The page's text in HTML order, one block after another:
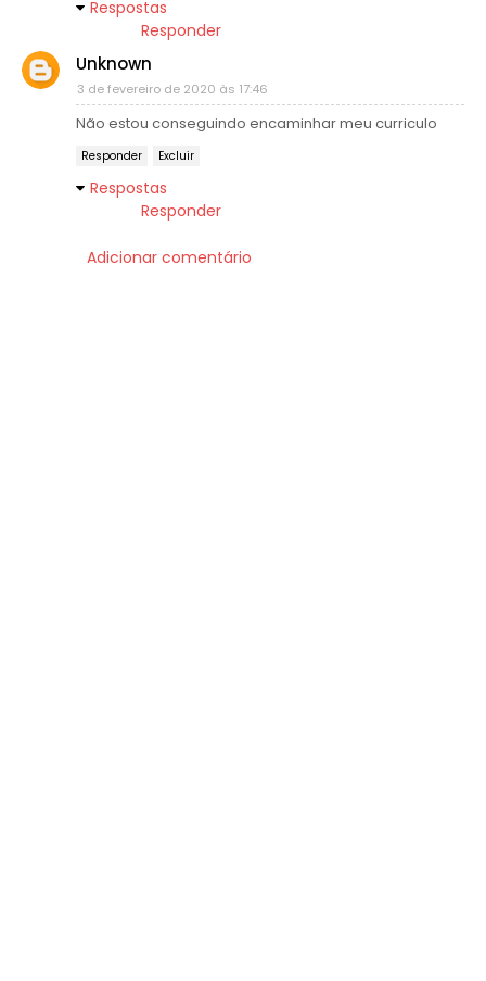
Respostas
Responder
Unknown
3 de fevereiro de 2020 às 17:46
Não estou conseguindo encaminhar meu curriculo
Responder Excluir
Respostas
Responder
Adicionar comentário